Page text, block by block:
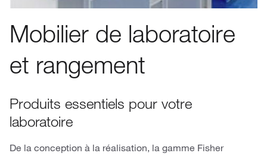
Mobilier de laboratoire
et rangement
Produits essentiels pour votre
laboratoire
De la conception à la réalisation, la gamme Fisher